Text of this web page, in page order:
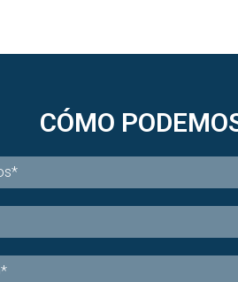
CÓMO